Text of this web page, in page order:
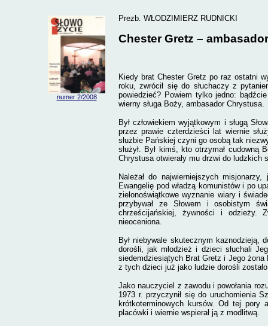
numer 2/2008
Prezb. WŁODZIMIERZ RUDNICKI
Chester Gretz –
Kiedy brat Chester Gretz po raz ostatni
roku, zwrócił się do słuchaczy z
powiedzieć? Powiem tylko jedno:
wierny sługa Boży, ambasador Chrystusa.
Był człowiekiem wyjątkowym i sługą
przez prawie czterdzieści lat wiernie
służbie Pańskiej czyni go osobą tak
służył. Był kimś, kto otrzymał cudowną
Chrystusa otwierały mu drzwi do ludzkich
Należał do najwierniejszych
Ewangelię pod władzą komunistów i po
zielonoświątkowe wyznanie wiary i
przybywał ze Słowem i osobistym
chrześcijańskiej, żywności i odzieży.
nieoceniona.
Był niebywale skutecznym kaznodzieją,
dorośli, jak młodzież i dzieci słuchali
siedemdziesiątych Brat Gretz i Jego żona
z tych dzieci już jako ludzie dorośli
Jako nauczyciel z zawodu i powołania
1973 r. przyczynił się do uruchomienia
krótkoterminowych kursów. Od tej pory
placówki i wiernie wspierał ją z modlitwą.